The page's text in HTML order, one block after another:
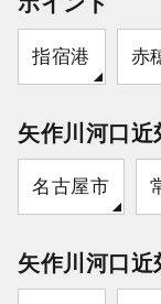
指宿港 赤
矢作川河口
名古屋市
矢作川河口近